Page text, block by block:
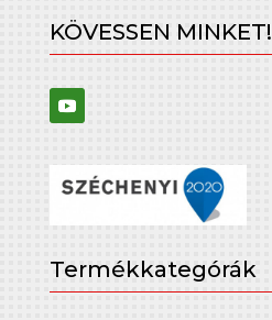
KÖVESSEN MINKET!
Termékkategórák